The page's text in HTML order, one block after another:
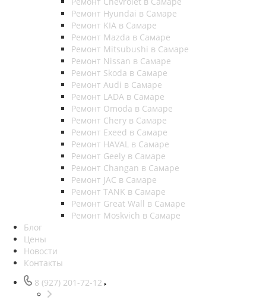
Ремонт Hyundai в Самаре
Ремонт KIA в Самаре
Ремонт Mazda в Самаре
Ремонт Mitsubushi в Самаре
Ремонт Nissan в Самаре
Ремонт Skoda в Самаре
Ремонт Audi в Самаре
Ремонт LADA в Самаре
Ремонт Omoda в Самаре
Ремонт Chery в Самаре
Ремонт Exeed в Самаре
Ремонт HAVAL в Самаре
Ремонт Geely в Самаре
Ремонт Changan в Самаре
Ремонт JAC в Самаре
Ремонт TANK в Самаре
Ремонт Great Wall в Самаре
Ремонт Moskvich в Самаре
Блог
Цены
Новости
Контакты
8 (927) 201-72-12